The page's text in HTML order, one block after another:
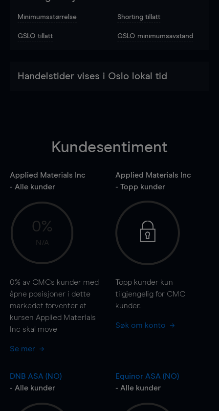
Minimumsstørrelse Shorting tillatt
GSLO tillatt GSLO minimumsavstand
Handelstider vises i Oslo lokal tid
Kundesentiment
Applied Materials Inc
- Alle kunder
0%
N/A
0% av CMCs kunder med
åpne posisjoner i dette
markedet forventer at
kursen Applied Materials
Inc skal move
Se mer
Applied Materials Inc
- Topp kunder
Topp kunder kun
tilgjengelig for CMC
kunder.
Søk om konto
DNB ASA (NO)
- Alle kunder
Equinor ASA (NO)
- Alle kunder